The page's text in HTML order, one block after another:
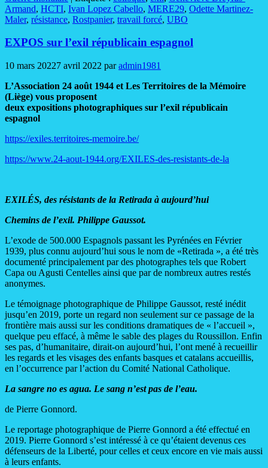
Armand, HCTI, Ivan Lopez Cabello, MERE29, Odette Martinez-
Maler, résistance, Rostpanier, travail forcé, UBO
EXPOS sur l’exil républicain espagnol
10 mars 20227 avril 2022 paradmin1981
L’Association 24 août 1944 et Les Territoires de la Mémoire
(Liège) vous proposent
deux expositions photographiques sur l’exil républicain
espagnol
https://exiles.territoires-memoire.be/
https://www.24-aout-1944.org/EXILES-des-resistants-de-la
EXILÉS, des résistants de la Retirada à aujourd’hui
Chemins de l’exil. Philippe Gaussot.
L’exode de 500.000 Espagnols passant les Pyrénées en Février
1939, plus connu aujourd’hui sous le nom de «Retirada », a été très
documenté principalement par des photographes tels que Robert
Capa ou Agusti Centelles ainsi que par de nombreux autres restés
anonymes.
Le témoignage photographique de Philippe Gaussot, resté inédit
jusqu’en 2019, porte un regard non seulement sur ce passage de la
frontière mais aussi sur les conditions dramatiques de « l’accueil »,
quelque peu effacé, à même le sable des plages du Roussillon. Enfin
ses pas, d’humanitaire, dirait-on aujourd’hui, l’ont mené à recueillir
les regards et les visages des enfants basques et catalans accueillis,
en l’occurrence par l’action du Comité National Catholique.
La sangre no es agua. Le sang n’est pas de l’eau.
de Pierre Gonnord.
Le reportage photographique de Pierre Gonnord a été effectué en
2019. Pierre Gonnord s’est intéressé à ce qu’étaient devenus ces
défenseurs de la Liberté, pour celles et ceux encore en vie mais aussi
à leurs enfants.